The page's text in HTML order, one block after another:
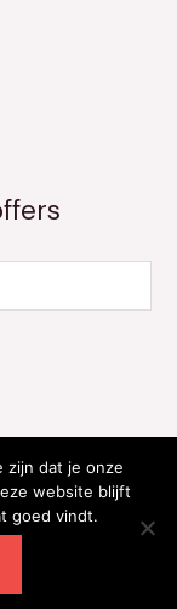
| Powered by
zijn dat je onze
website blijft
goed vindt.